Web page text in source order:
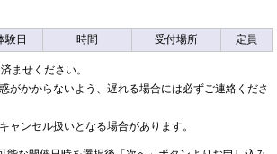
験日 時間 受付場所 定員
ませください。
がかからないよう、遅れる場合には必ずご連絡くださ
ャンセル扱いとなる場合があります。